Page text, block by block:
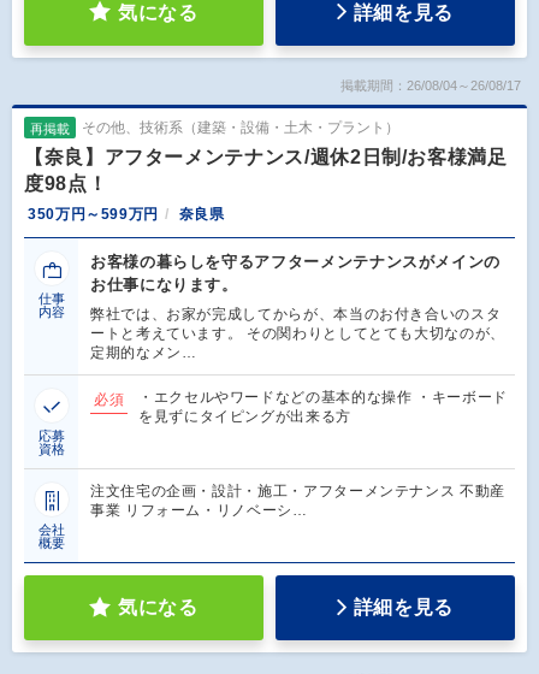
気になる 詳細を見る
掲載期間：26/08/04～26/08/17
再掲載 その他、技術系（建築・設備・土木・プラント）
【奈良】アフターメンテナンス/週休2日制/お客様満足
度98点！
350万円～599万円 奈良県
仕事
内容
お客様の暮らしを守るアフターメンテナンスがメインの
お仕事になります。
弊社では、お家が完成してからが、本当のお付き合いのスタ
ートと考えています。 その関わりとしてとても大切なのが、
定期的なメン…
応募
資格
必須
・エクセルやワードなどの基本的な操作 ・キーボード
を見ずにタイピングが出来る方
会社
概要
注文住宅の企画・設計・施工・アフターメンテナンス 不動産
事業 リフォーム・リノベーシ…
気になる 詳細を見る